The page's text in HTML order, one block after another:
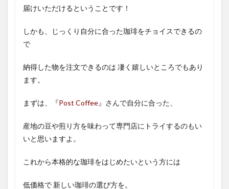
届けいただけるということです！
しかも、じっくり自分に合った珈琲をチョイスできるの
で
納得した物を注文できるのは 凄く嬉しいところでもあり
ます。
まずは、『Post Coffee』さんで自分に合った、
産地の豆や煎り方を味わって専門店にトライするのもい
いと思いますよ。
これから本格的な珈琲をはじめたいという方には
低価格で 新しい珈琲の選び方を。